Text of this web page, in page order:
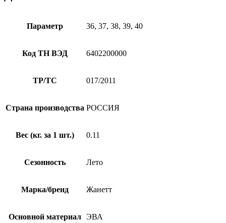
Параметр 36, 37, 38, 39, 40
Код ТН ВЭД 6402200000
ТР/ТС 017/2011
Страна производства РОССИЯ
Вес (кг. за 1 шт.) 0.11
Сезонность Лето
Марка/бренд Жанетт
Оcновной материал ЭВА